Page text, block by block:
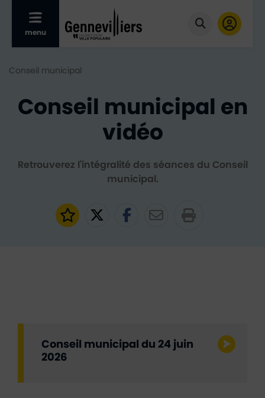
Afficher le menu mobile
menu Cliquer
Conseil municipal
Conseil municipal en
vidéo
Retrouverez l'intégralité des séances du Conseil
municipal.
Ajouter aux favoris
Partager sur Twitter
Partager sur
Partager par
Conseil municipal du 24 juin
2026